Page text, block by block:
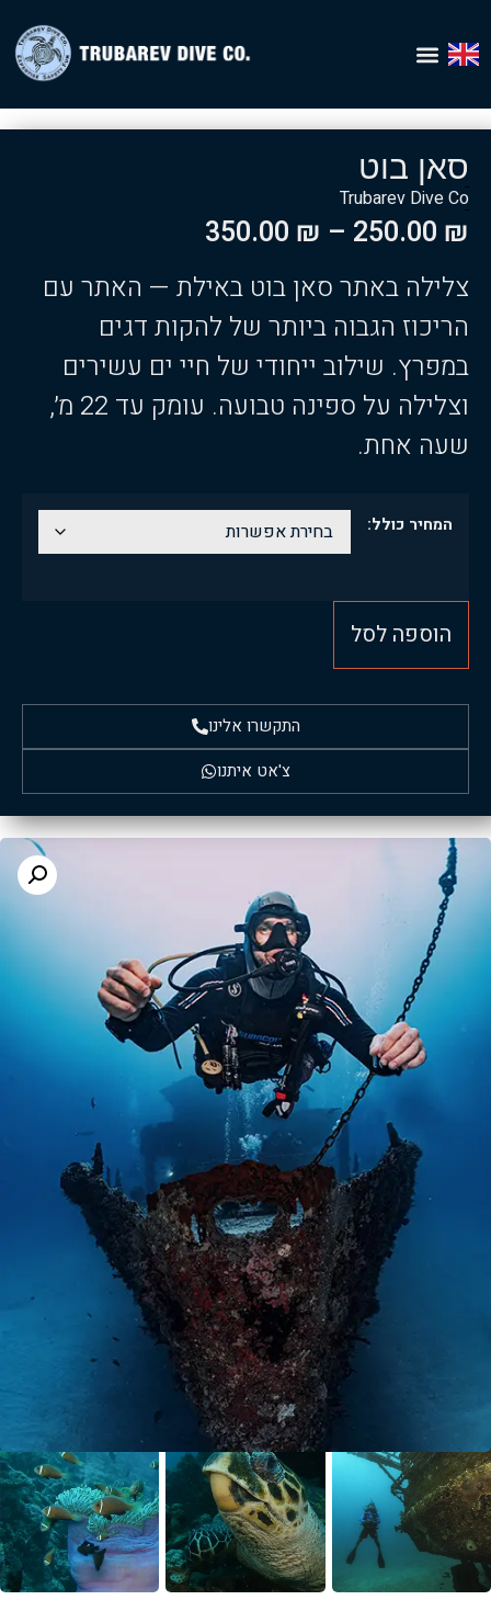
סאן בוט
Trubarev Dive Co
250.00 ₪
–
350.00 ₪
צלילה באתר סאן בוט באילת — האתר עם
הריכוז הגבוה ביותר של להקות דגים
במפרץ. שילוב ייחודי של חיי ים עשירים
וצלילה על ספינה טבועה. עומק עד 22 מ׳,
שעה אחת.
המחיר כולל:
הוספה לסל
התקשרו אלינו
צ'אט איתנו